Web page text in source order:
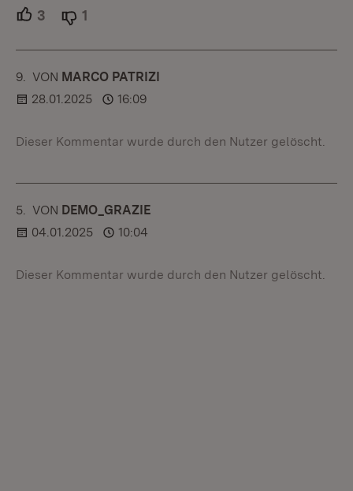
3 Unterstützer.
1
9. KOMMENTAR
VON :MARCO PATRIZI
28.01.2025
16:09
Dieser Kommentar wurde durch den Nutzer gelöscht.
5. KOMMENTAR
VON :DEMO_GRAZIE
04.01.2025
10:04
Dieser Kommentar wurde durch den Nutzer gelöscht.